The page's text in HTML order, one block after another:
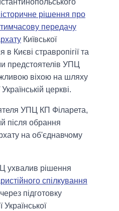
рішення про
передачу
Київської
в Києві стравропігії та
предстоятелів УПЦ
віхою на шляху
церкві.
УПЦ КП Філарета,
після обрання
на об'єднавчому
ухвалив рішення
спілкування
через підготовку